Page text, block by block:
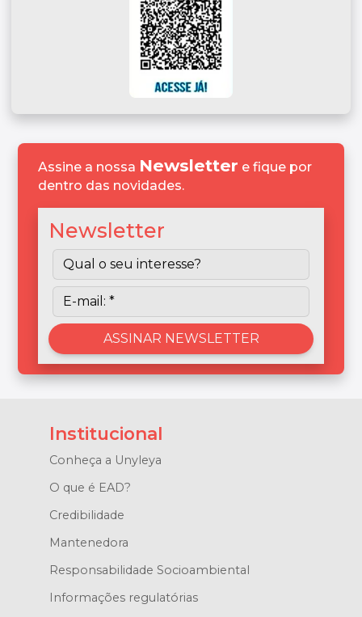
Assine a nossa Newsletter e fique por
dentro das novidades.
Newsletter
Institucional
Conheça a Unyleya
O que é EAD?
Credibilidade
Mantenedora
Responsabilidade Socioambiental
Informações regulatórias